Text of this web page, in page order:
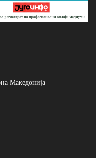
Македонија